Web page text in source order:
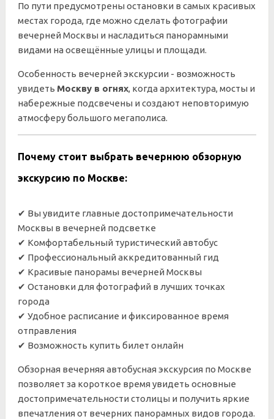
По пути предусмотрены остановки в самых красивых
местах города, где можно сделать фотографии
вечерней Москвы и насладиться панорамными
видами на освещённые улицы и площади.
Особенность вечерней экскурсии - возможность
увидеть Москву в огнях, когда архитектура, мосты и
набережные подсвечены и создают неповторимую
атмосферу большого мегаполиса.
Почему стоит выбрать вечернюю обзорную
экскурсию по Москве:
✔ Вы увидите главные достопримечательности
Москвы в вечерней подсветке
✔ Комфортабельный туристический автобус
✔ Профессиональный аккредитованный гид
✔ Красивые панорамы вечерней Москвы
✔ Остановки для фотографий в лучших точках
города
✔ Удобное расписание и фиксированное время
отправления
✔ Возможность купить билет онлайн
Обзорная вечерняя автобусная экскурсия по Москве
позволяет за короткое время увидеть основные
достопримечательности столицы и получить яркие
впечатления от вечерних панорамных видов города.